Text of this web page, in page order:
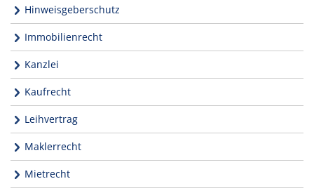
Hinweisgeberschutz
Immobilienrecht
Kanzlei
Kaufrecht
Leihvertrag
Maklerrecht
Mietrecht